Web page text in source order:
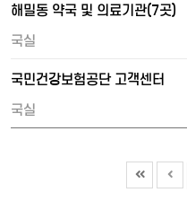
해밀동 약국 및 의료기관(7곳)
국실
국민건강보험공단 고객센터
국실